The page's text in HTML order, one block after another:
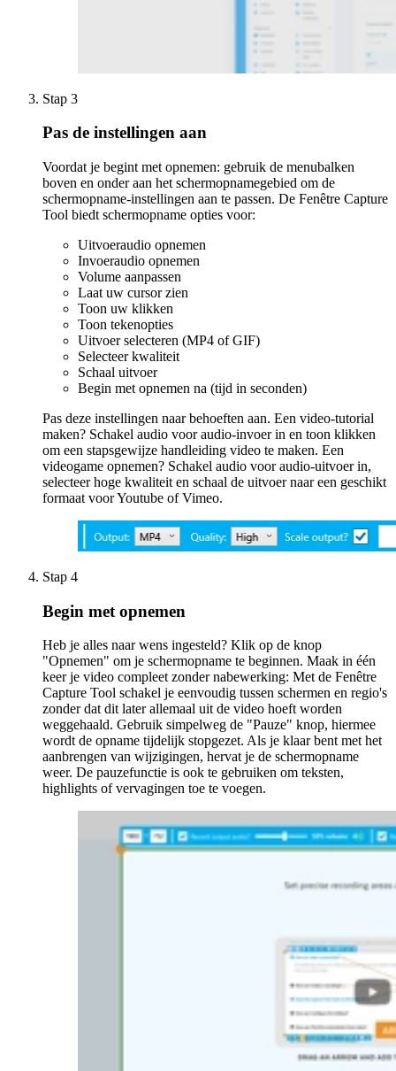
Stap 3
Pas de instellingen aan
Voordat je begint met opnemen: gebruik de menubalken
boven en onder aan het schermopnamegebied om de
schermopname-instellingen aan te passen. De Fenêtre Capture
Tool biedt schermopname opties voor:
Uitvoeraudio opnemen
Invoeraudio opnemen
Volume aanpassen
Laat uw cursor zien
Toon uw klikken
Toon tekenopties
Uitvoer selecteren (MP4 of GIF)
Selecteer kwaliteit
Schaal uitvoer
Begin met opnemen na (tijd in seconden)
Pas deze instellingen naar behoeften aan. Een video-tutorial
maken? Schakel audio voor audio-invoer in en toon klikken
om een ​​stapsgewijze handleiding video te maken. Een
videogame opnemen? Schakel audio voor audio-uitvoer in,
selecteer hoge kwaliteit en schaal de uitvoer naar een geschikt
formaat voor Youtube of Vimeo.
Stap 4
Begin met opnemen
Heb je alles naar wens ingesteld? Klik op de knop
"Opnemen" om je schermopname te beginnen. Maak in één
keer je video compleet zonder nabewerking: Met de Fenêtre
Capture Tool schakel je eenvoudig tussen schermen en regio's
zonder dat dit later allemaal uit de video hoeft worden
weggehaald. Gebruik simpelweg de "Pauze" knop, hiermee
wordt de opname tijdelijk stopgezet. Als je klaar bent met het
aanbrengen van wijzigingen, hervat je de schermopname
weer. De pauzefunctie is ook te gebruiken om teksten,
highlights of vervagingen toe te voegen.